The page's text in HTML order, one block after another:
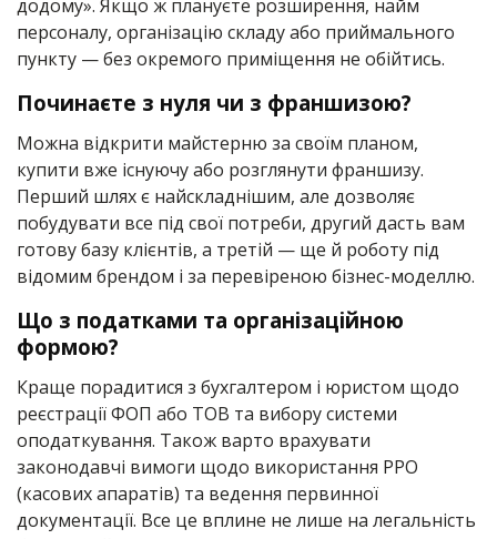
додому». Якщо ж плануєте розширення, найм
персоналу, організацію складу або приймального
пункту — без окремого приміщення не обійтись.
Починаєте з нуля чи з франшизою?
Можна відкрити майстерню за своїм планом,
купити вже існуючу або розглянути франшизу.
Перший шлях є найскладнішим, але дозволяє
побудувати все під свої потреби, другий дасть вам
готову базу клієнтів, а третій — ще й роботу під
відомим брендом і за перевіреною бізнес-моделлю.
Що з податками та організаційною
формою?
Краще порадитися з бухгалтером і юристом щодо
реєстрації ФОП або ТОВ та вибору системи
оподаткування. Також варто врахувати
законодавчі вимоги щодо використання РРО
(касових апаратів) та ведення первинної
документації. Все це вплине не лише на легальність